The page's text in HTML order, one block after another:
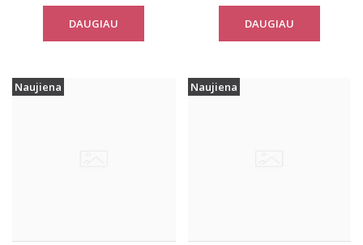
DAUGIAU DAUGIAU
Naujiena Naujiena